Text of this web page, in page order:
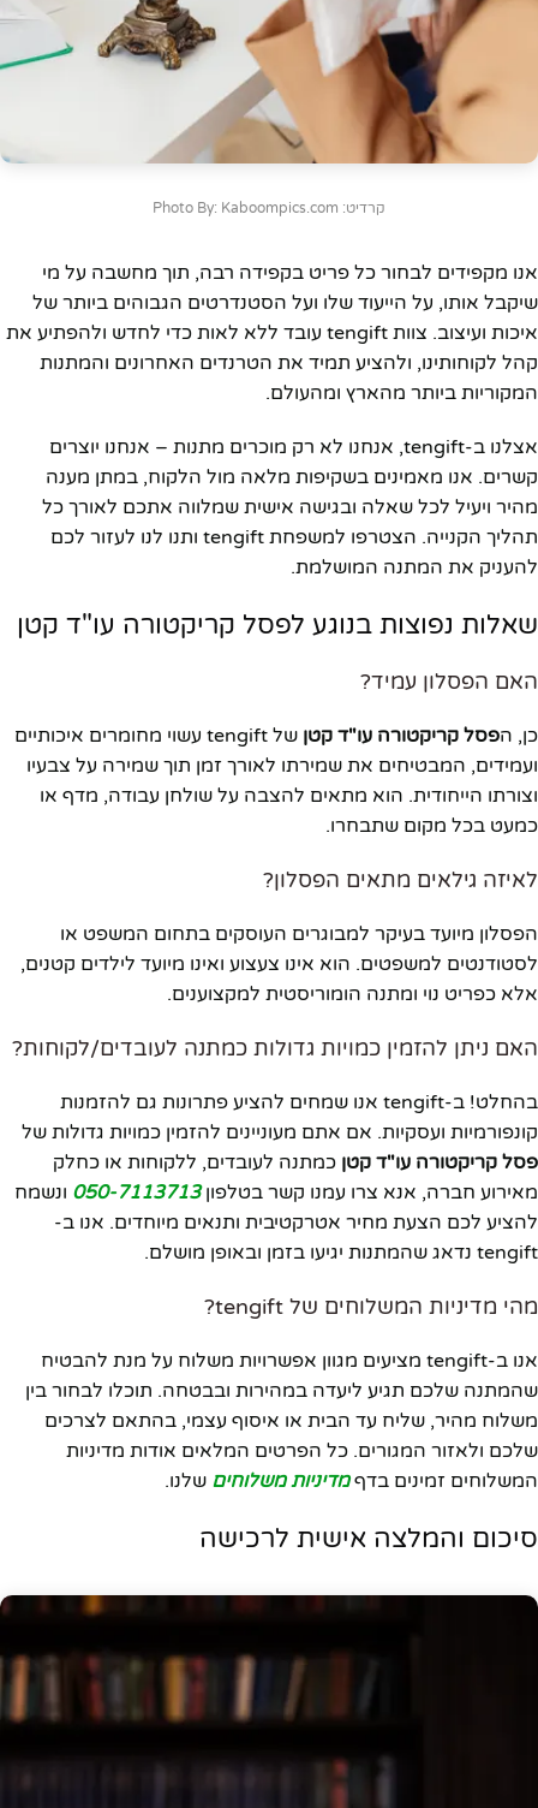
קרדיט: Photo By: Kaboompics.com
אנו מקפידים לבחור כל פריט בקפידה רבה, תוך מחשבה על מי
שיקבל אותו, על הייעוד שלו ועל הסטנדרטים הגבוהים ביותר של
איכות ועיצוב. צוות tengift עובד ללא לאות כדי לחדש ולהפתיע את
קהל לקוחותינו, ולהציע תמיד את הטרנדים האחרונים והמתנות
המקוריות ביותר מהארץ ומהעולם.
אצלנו ב-tengift, אנחנו לא רק מוכרים מתנות – אנחנו יוצרים
קשרים. אנו מאמינים בשקיפות מלאה מול הלקוח, במתן מענה
מהיר ויעיל לכל שאלה ובגישה אישית שמלווה אתכם לאורך כל
תהליך הקנייה. הצטרפו למשפחת tengift ותנו לנו לעזור לכם
להעניק את המתנה המושלמת.
שאלות נפוצות בנוגע לפסל קריקטורה עו"ד קטן
האם הפסלון עמיד?
כן, הפסל קריקטורה עו"ד קטן
של tengift עשוי מחומרים איכותיים
ועמידים, המבטיחים את שמירתו לאורך זמן תוך שמירה על צבעיו
וצורתו הייחודית. הוא מתאים להצבה על שולחן עבודה, מדף או
כמעט בכל מקום שתבחרו.
לאיזה גילאים מתאים הפסלון?
הפסלון מיועד בעיקר למבוגרים העוסקים בתחום המשפט או
לסטודנטים למשפטים. הוא אינו צעצוע ואינו מיועד לילדים קטנים,
אלא כפריט נוי ומתנה הומוריסטית למקצוענים.
האם ניתן להזמין כמויות גדולות כמתנה לעובדים/לקוחות?
בהחלט! ב-tengift אנו שמחים להציע פתרונות גם להזמנות
קונפורמיות ועסקיות. אם אתם מעוניינים להזמין כמויות גדולות של
פסל קריקטורה עו"ד קטן כמתנה לעובדים, ללקוחות או כחלק
מאירוע חברה, אנא צרו עמנו קשר בטלפון050-7113713 ונשמח
להציע לכם הצעת מחיר אטרקטיבית ותנאים מיוחדים. אנו ב-
tengift נדאג שהמתנות יגיעו בזמן ובאופן מושלם.
מהי מדיניות המשלוחים של tengift?
אנו ב-tengift מציעים מגוון אפשרויות משלוח על מנת להבטיח
שהמתנה שלכם תגיע ליעדה במהירות ובבטחה. תוכלו לבחור בין
משלוח מהיר, שליח עד הבית או איסוף עצמי, בהתאם לצרכים
שלכם ולאזור המגורים. כל הפרטים המלאים אודות מדיניות
המשלוחים זמינים בדףמדיניות משלוחים שלנו.
סיכום והמלצה אישית לרכישה